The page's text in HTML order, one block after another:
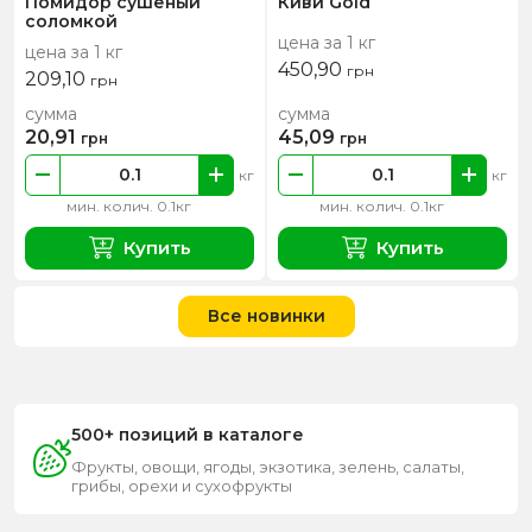
соломкой
цена за 1 кг
209,10 грн
мин. колич. 0.1кг
кг
сумма
20,91 грн
Купить
цена за 1 кг
450,90 грн
мин. колич. 0.1кг
кг
сумма
45,09 грн
Купить
Все новинки
500+ позиций в каталоге
Фрукты, овощи, ягоды, экзотика, зелень, салаты,
грибы, орехи и сухофрукты